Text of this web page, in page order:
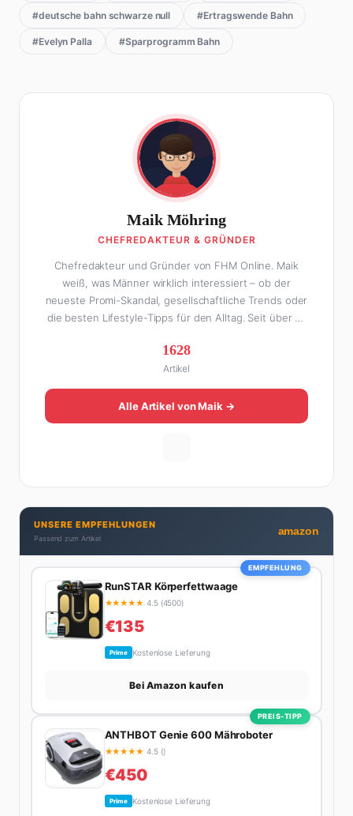
#deutsche bahn schwarze null #Ertragswende Bahn
#Evelyn Palla #Sparprogramm Bahn
Maik Möhring
CHEFREDAKTEUR & GRÜNDER
Chefredakteur und Gründer von FHM Online. Maik
weiß, was Männer wirklich interessiert – ob der
neueste Promi-Skandal, gesellschaftliche Trends oder
die besten Lifestyle-Tipps für den Alltag. Seit über 10
Online zu einer der führenden Männer-Lifestyle-
Plattformen im deutschsprachigen Raum aufgebaut.
Sein Weg dahin war alles andere als geradlinig: Die
eine Hälfte seines Lebens stand er in der
Gastronomie – mit allem, was dazugehört. Die andere
dran. Wenn Maik nicht gerade den heißesten Tratsch
aus der Promi-Welt aufspürt oder die besten
Lifestyle-Empfehlungen zusammenstellt, findet man
ihn beim Wandern in den Schweizer Alpen, am Grill
mit Freunden oder auf der Suche nach dem
perfekten Espresso. Sein Motto: Lieber einmal richtig
1628
Artikel
Alle Artikel von Maik →
UNSERE EMPFEHLUNGEN
Passend zum Artikel
amazon
EMPFEHLUNG
RunSTAR Körperfettwaage
★★★★★ 4.5 (4500)
€135
Prime Kostenlose Lieferung
Bei Amazon kaufen
PREIS-TIPP
ANTHBOT Genie 600 Mähroboter
★★★★★ 4.5 ()
€450
Prime Kostenlose Lieferung